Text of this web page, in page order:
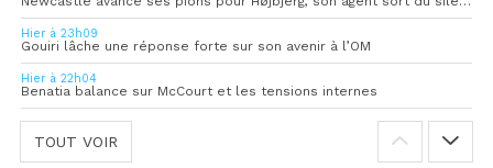
Hier à 23h09
Gouiri lâche une réponse forte sur son avenir à l’OM
Hier à 22h04
Benatia balance sur McCourt et les tensions internes
TOUT VOIR